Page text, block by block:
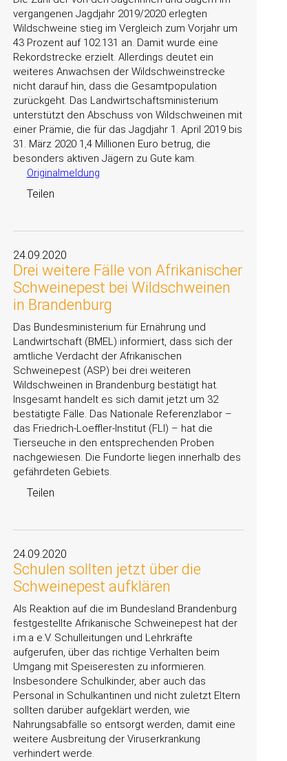
vergangenen Jagdjahr 2019/2020 erlegten
Wildschweine stieg im Vergleich zum Vorjahr um
43 Prozent auf 102.131 an. Damit wurde eine
Rekordstrecke erzielt. Allerdings deutet ein
weiteres Anwachsen der Wildschweinstrecke
nicht darauf hin, dass die Gesamtpopulation
zurückgeht. Das Landwirtschaftsministerium
unterstützt den Abschuss von Wildschweinen mit
einer Prämie, die für das Jagdjahr 1. April 2019 bis
31. März 2020 1,4 Millionen Euro betrug, die
besonders aktiven Jägern zu Gute kam.
Originalmeldung
Teilen
24.09.2020
Drei weitere Fälle von Afrikanischer
Schweinepest bei Wildschweinen
in Brandenburg
Das Bundesministerium für Ernährung und
Landwirtschaft (BMEL) informiert, dass sich der
amtliche Verdacht der Afrikanischen
Schweinepest (ASP) bei drei weiteren
Wildschweinen in Brandenburg bestätigt hat.
Insgesamt handelt es sich damit jetzt um 32
bestätigte Fälle. Das Nationale Referenzlabor –
das Friedrich-Loeffler-Institut (FLI) – hat die
Tierseuche in den entsprechenden Proben
nachgewiesen. Die Fundorte liegen innerhalb des
gefährdeten Gebiets.
Teilen
24.09.2020
Schulen sollten jetzt über die
Schweinepest aufklären
Als Reaktion auf die im Bundesland Brandenburg
festgestellte Afrikanische Schweinepest hat der
i.m.a e.V. Schulleitungen und Lehrkräfte
aufgerufen, über das richtige Verhalten beim
Umgang mit Speiseresten zu informieren.
Insbesondere Schulkinder, aber auch das
Personal in Schulkantinen und nicht zuletzt Eltern
sollten darüber aufgeklärt werden, wie
Nahrungsabfälle so entsorgt werden, damit eine
weitere Ausbreitung der Viruserkrankung
verhindert werde.